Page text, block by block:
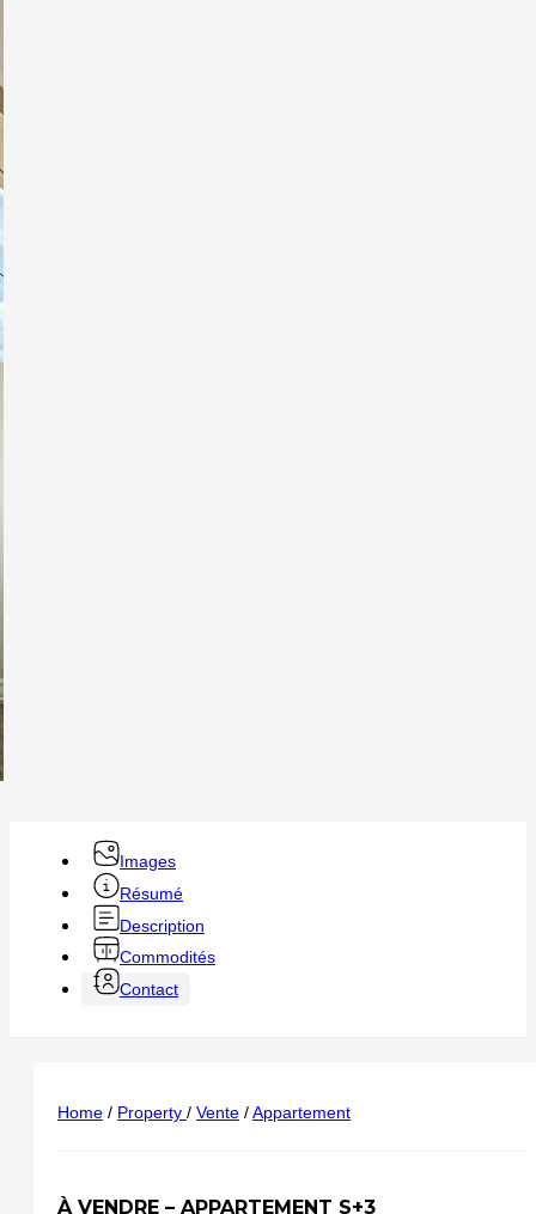
Images
Résumé
Description
Commodités
Contact
Home / Property / Vente /Appartement
À VENDRE – APPARTEMENT S+3